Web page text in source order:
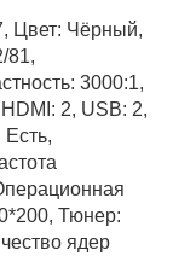
Цвет: Чёрный,
81,
3000:1,
2, USB: 2,
Есть,
Тюнер:
ядер